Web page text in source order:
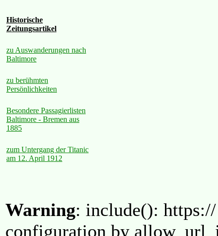
Historische
Zeitungsartikel
zu Auswanderungen nach
Baltimore
zu berühmten
Persönlichkeiten
Besondere Passagierlisten
Baltimore - Bremen aus
1885
zum Untergang der Titanic
am 12. April 1912
Warning: include():
configuration by